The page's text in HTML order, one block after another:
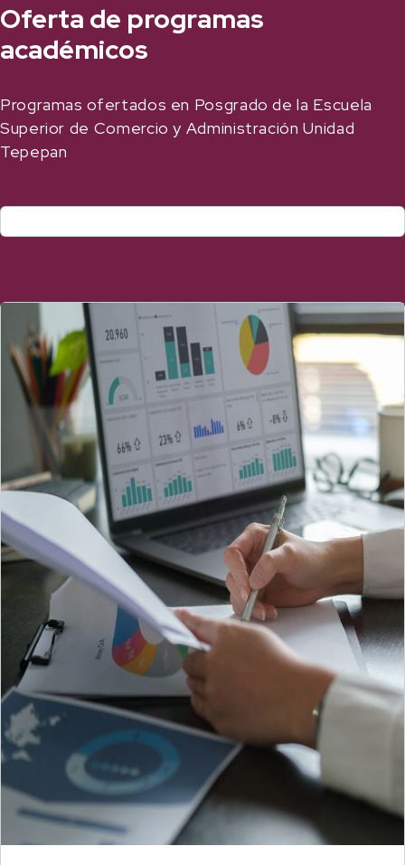
Oferta de programas
académicos
Programas ofertados en Posgrado de la Escuela
Superior de Comercio y Administración Unidad
Tepepan